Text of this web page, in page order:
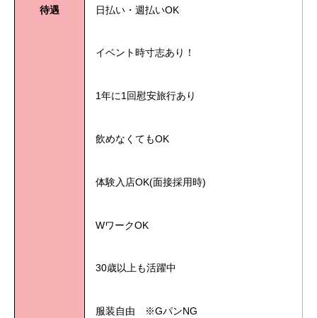
待遇 日払い・週払いOK
イベント時寸志あり！
1年に1回慰安旅行あり
飲めなくてもOK
体験入店OK(面接採用時)
WワークOK
30歳以上も活躍中
服装自由 ※GパンNG